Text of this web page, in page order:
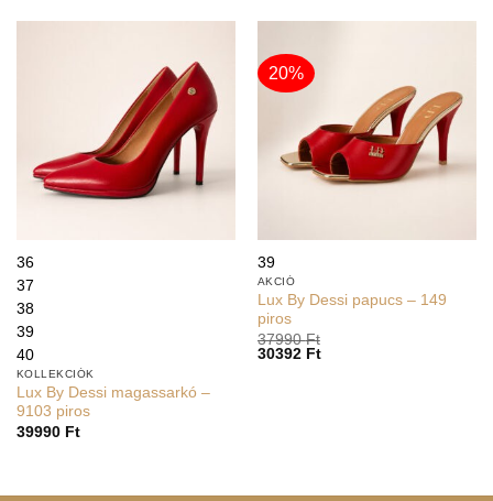
36
37
38
39
40
KOLLEKCIÓK
Lux By Dessi magassarkó –
9103 piros
39990 Ft
20%
39
AKCIÓ
Lux By Dessi papucs – 149
piros
37990Ft
30392 Ft